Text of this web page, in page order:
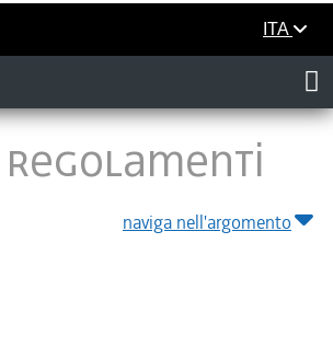
ITA
naviga nell'argomento